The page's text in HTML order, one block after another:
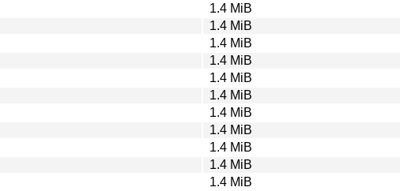
1.4 MiB
1.4 MiB
1.4 MiB
1.4 MiB
1.4 MiB
1.4 MiB
1.4 MiB
1.4 MiB
1.4 MiB
1.4 MiB
1.4 MiB